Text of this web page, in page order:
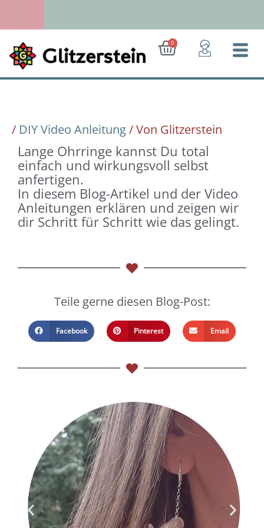
springen
0
Warenkorb
/ DIY Video Anleitung/ Von Glitzerstein
Lange Ohrringe kannst Du total
einfach und wirkungsvoll selbst
anfertigen.
In diesem Blog-Artikel und der Video
Anleitungen erklären und zeigen wir
dir Schritt für Schritt wie das gelingt.
Teile gerne diesen Blog-Post:
Facebook Pinterest Email